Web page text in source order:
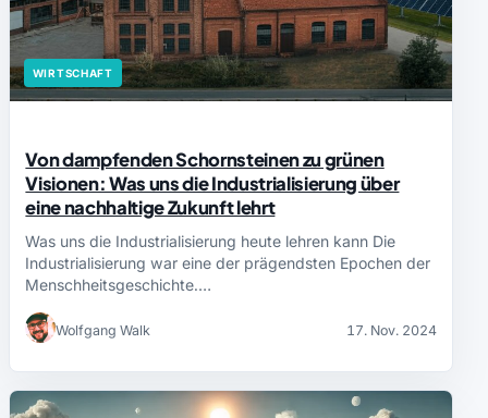
WIRTSCHAFT
Von dampfenden Schornsteinen zu grünen
Visionen: Was uns die Industrialisierung über
eine nachhaltige Zukunft lehrt
Was uns die Industrialisierung heute lehren kann Die
Industrialisierung war eine der prägendsten Epochen der
Menschheitsgeschichte.…
Wolfgang Walk 17. Nov. 2024